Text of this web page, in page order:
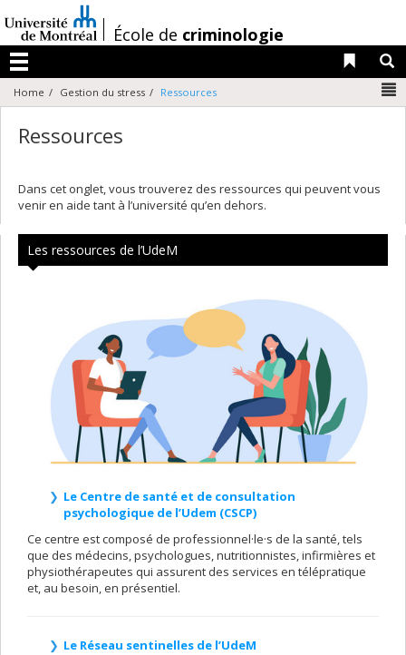
au
contenu
/École de criminologie
Menu
Liens
Home Gestion du stress Ressources
Ressources
Dans cet onglet, vous trouverez des ressources qui peuvent vous
venir en aide tant à l’université qu’en dehors.
Les ressources de l’UdeM
Le Centre de santé et de consultation
psychologique de l’Udem (CSCP)
Ce centre est composé de professionnel·le·s de la santé, tels
que des médecins, psychologues, nutritionnistes, infirmières et
physiothérapeutes qui assurent des services en télépratique
et, au besoin, en présentiel.
Le Réseau sentinelles de l’UdeM